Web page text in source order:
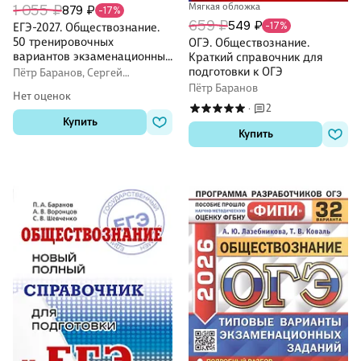
1 055 ₽879 ₽ -17%
ЕГЭ-2027. Обществознание.
50 тренировочных
вариантов экзаменационных
работ для подготовки к ЕГЭ
Пётр Баранов, Сергей
Нет оценок
Купить
Мягкая обложка
659 ₽549 ₽ -17%
ОГЭ. Обществознание.
Краткий справочник для
подготовки к ОГЭ
Пётр Баранов
·
2
Купить